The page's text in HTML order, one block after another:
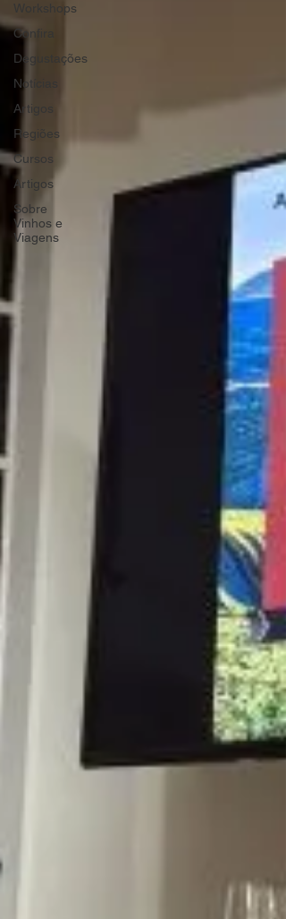
Workshops
Confira
Degustações
Notícias
Artigos
Regiões
Cursos
Artigos
Sobre
Vinhos e
Viagens